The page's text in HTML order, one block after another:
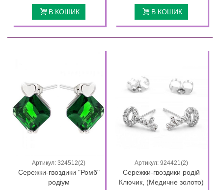
В КОШИК В КОШИК
Артикул: 324512(2)
Сережки-гвоздики "Ромб"
родіум
Артикул: 924421(2)
Сережки-гвоздики родій
Ключик, (Медичне золото)